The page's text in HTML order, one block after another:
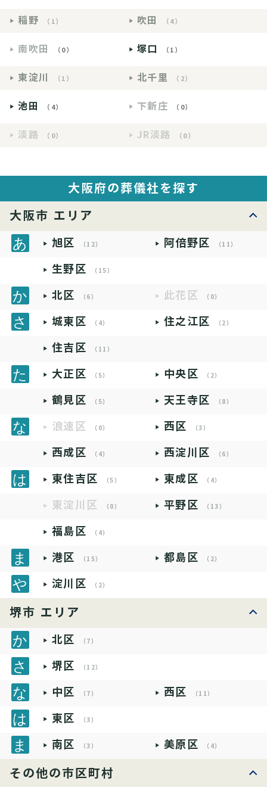
稲野 （1） 吹田 （4）
南吹田 （0） 塚口 （1）
東淀川 （1） 北千里 （2）
池田 （4） 下新庄 （0）
淡路 （0） JR淡路 （0）
大阪府の葬儀社を探す
大阪市 エリア
旭区 （12） 阿倍野区 （11）
生野区 （15）
北区 （6） 此花区 （0）
城東区 （4） 住之江区 （2）
住吉区 （11）
大正区 （5） 中央区 （2）
鶴見区 （5） 天王寺区 （8）
浪速区 （0） 西区 （3）
西成区 （4） 西淀川区 （6）
東住吉区 （5） 東成区 （4）
東淀川区 （0） 平野区 （13）
福島区 （4）
港区 （15） 都島区 （2）
淀川区 （2）
堺市 エリア
北区 （7）
堺区 （12）
中区 （7） 西区 （11）
東区 （3）
南区 （3） 美原区 （4）
その他の市区町村